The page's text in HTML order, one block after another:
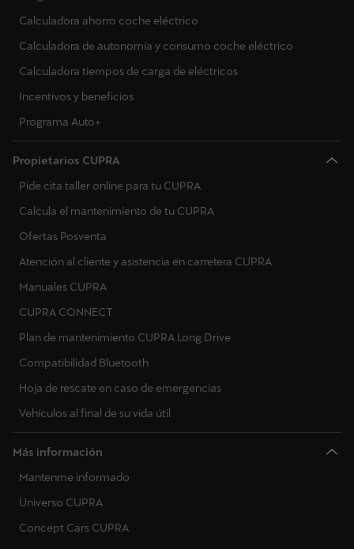
Calculadora ahorro coche eléctrico
Calculadora de autonomía y consumo coche eléctrico
Calculadora tiempos de carga de eléctricos
Incentivos y beneficios
Programa Auto+
Propietarios CUPRA
Pide cita taller online para tu CUPRA
Calcula el mantenimiento de tu CUPRA
Ofertas Posventa
Atención al cliente y asistencia en carretera CUPRA
Manuales CUPRA
CUPRA CONNECT
Plan de mantenimiento CUPRA Long Drive
Compatibilidad Bluetooth
Hoja de rescate en caso de emergencias
Vehículos al final de su vida útil
Más información
Mantenme informado
Universo CUPRA
Concept Cars CUPRA